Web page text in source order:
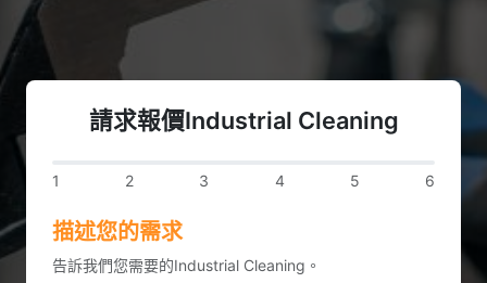
請求報價Industrial Cleaning
1 2 3 4 5 6
描述您的需求
告訴我們您需要的Industrial Cleaning。